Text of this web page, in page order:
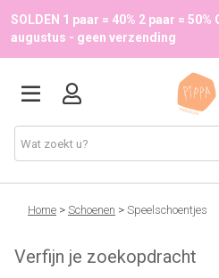
SOLDEN 1 paar = 40% 2 paar = 50%
augustus - geen verzending
Schoenen
School
Home > Schoenen > Speelschoentjes
Verfijn je zoekopdracht